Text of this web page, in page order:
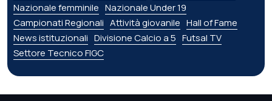
Nazionale femminile Nazionale Under 19
Campionati Regionali Attività giovanile Hall of Fame
News istituzionali Divisione Calcio a 5 Futsal TV
Settore Tecnico FIGC